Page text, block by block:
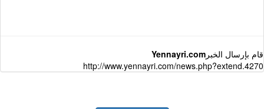
قام بإرسال الخبر Yennayri.com
http://www.yennayri.com/news.php?extend.4270